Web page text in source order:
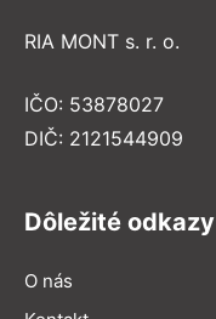
RIA MONT s. r. o.
IČO: 53878027
DIČ: 2121544909
Dôležité odkazy
O nás